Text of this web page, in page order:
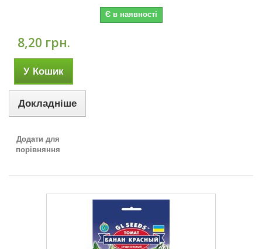
Є в наявності
8,20 грн.
У Кошик
Докладніше
Додати для
порівняння